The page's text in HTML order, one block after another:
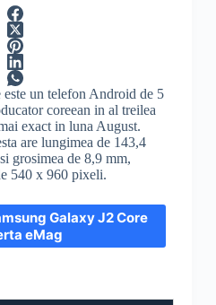
un telefon Android de 5
coreean in al treilea
exact in luna August.
are lungimea de 143,4
grosimea de 8,9 mm,
540 x 960 pixeli.
Galaxy J2 Core
eMag